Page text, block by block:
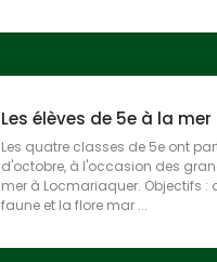
Les élèves de 5e à la mer
Les quatre classes de 5e ont
d'octobre, à l'occasion des
mer à Locmariaquer. Objectifs :
faune et la flore mar ...